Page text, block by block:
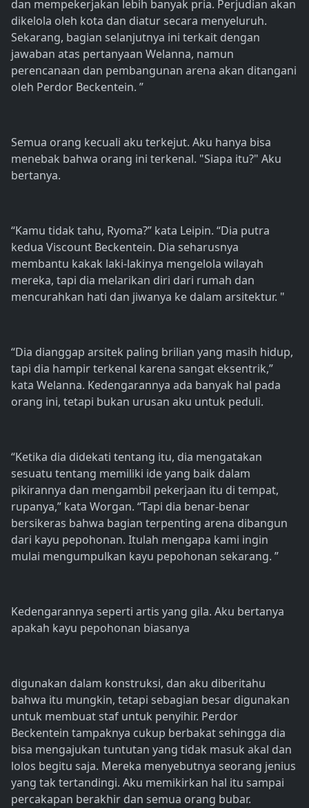
dan mempekerjakan lebih banyak pria. Perjudian akan
dikelola oleh kota dan diatur secara menyeluruh.
Sekarang, bagian selanjutnya ini terkait dengan
jawaban atas pertanyaan Welanna, namun
perencanaan dan pembangunan arena akan ditangani
oleh Perdor Beckentein. ”
Semua orang kecuali aku terkejut. Aku hanya bisa
menebak bahwa orang ini terkenal. "Siapa itu?" Aku
bertanya.
“Kamu tidak tahu, Ryoma?” kata Leipin. “Dia putra
kedua Viscount Beckentein. Dia seharusnya
membantu kakak laki-lakinya mengelola wilayah
mereka, tapi dia melarikan diri dari rumah dan
mencurahkan hati dan jiwanya ke dalam arsitektur. "
“Dia dianggap arsitek paling brilian yang masih hidup,
tapi dia hampir terkenal karena sangat eksentrik,”
kata Welanna. Kedengarannya ada banyak hal pada
orang ini, tetapi bukan urusan aku untuk peduli.
“Ketika dia didekati tentang itu, dia mengatakan
sesuatu tentang memiliki ide yang baik dalam
pikirannya dan mengambil pekerjaan itu di tempat,
rupanya,” kata Worgan. “Tapi dia benar-benar
bersikeras bahwa bagian terpenting arena dibangun
dari kayu pepohonan. Itulah mengapa kami ingin
mulai mengumpulkan kayu pepohonan sekarang. ”
Kedengarannya seperti artis yang gila. Aku bertanya
apakah kayu pepohonan biasanya
digunakan dalam konstruksi, dan aku diberitahu
bahwa itu mungkin, tetapi sebagian besar digunakan
untuk membuat staf untuk penyihir. Perdor
Beckentein tampaknya cukup berbakat sehingga dia
bisa mengajukan tuntutan yang tidak masuk akal dan
lolos begitu saja. Mereka menyebutnya seorang jenius
yang tak tertandingi. Aku memikirkan hal itu sampai
percakapan berakhir dan semua orang bubar.